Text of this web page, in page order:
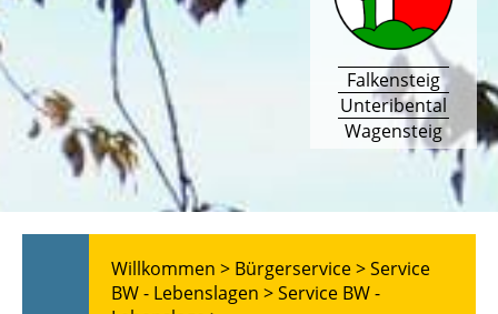
Falkensteig
Unteribental
Wagensteig
Willkommen > Bürgerservice >Service
BW - Lebenslagen >Service BW -